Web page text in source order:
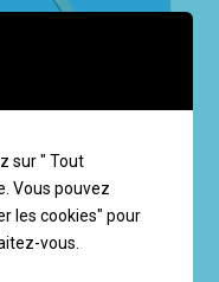
sur " Tout
Vous pouvez
les cookies" pour
vous.